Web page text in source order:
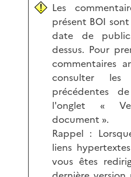
Les
présent BOI
date de
dessus. Pour
commentaires
consulter les
précédentes
l'onglet «
document ».
Rappel :
liens
vous êtes